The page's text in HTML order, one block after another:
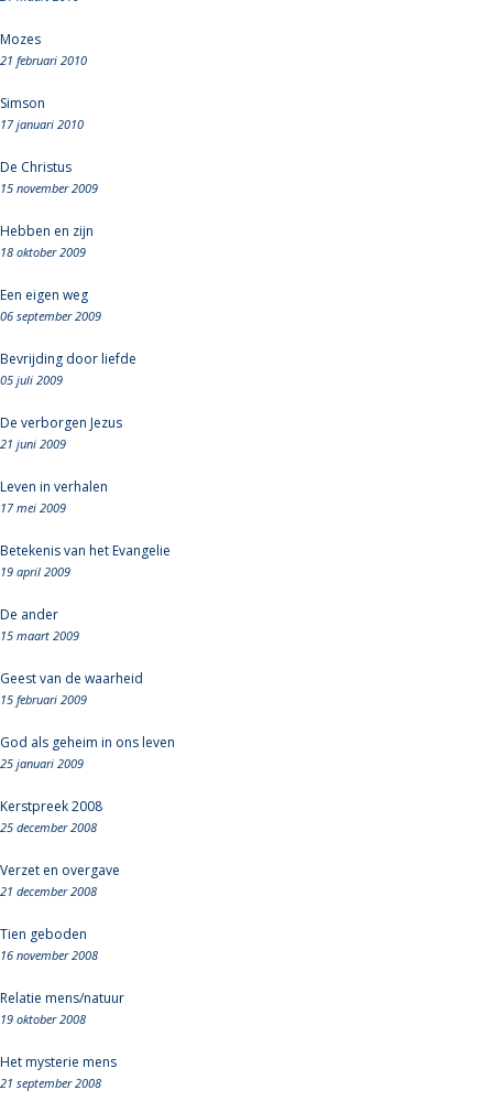
Mozes
21 februari 2010
Simson
17 januari 2010
De Christus
15 november 2009
Hebben en zijn
18 oktober 2009
Een eigen weg
06 september 2009
Bevrijding door liefde
05 juli 2009
De verborgen Jezus
21 juni 2009
Leven in verhalen
17 mei 2009
Betekenis van het Evangelie
19 april 2009
De ander
15 maart 2009
Geest van de waarheid
15 februari 2009
God als geheim in ons leven
25 januari 2009
Kerstpreek 2008
25 december 2008
Verzet en overgave
21 december 2008
Tien geboden
16 november 2008
Relatie mens/natuur
19 oktober 2008
Het mysterie mens
21 september 2008